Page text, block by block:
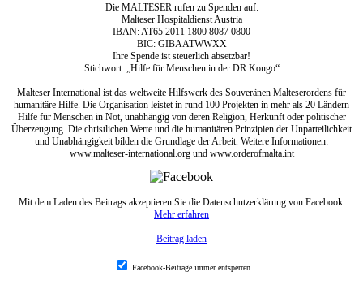
Die MALTESER rufen zu Spenden auf:
Malteser Hospitaldienst Austria
IBAN: AT65 2011 1800 8087 0800
BIC: GIBAATWWXX
Ihre Spende ist steuerlich absetzbar!
Stichwort: „Hilfe für Menschen in der DR Kongo“
Malteser International ist das weltweite Hilfswerk des Souveränen Malteserordens für
humanitäre Hilfe. Die Organisation leistet in rund 100 Projekten in mehr als 20 Ländern
Hilfe für Menschen in Not, unabhängig von deren Religion, Herkunft oder politischer
Überzeugung. Die christlichen Werte und die humanitären Prinzipien der Unparteilichkeit
und Unabhängigkeit bilden die Grundlage der Arbeit. Weitere Informationen:
www.malteser-international.org und www.orderofmalta.int
Mit dem Laden des Beitrags akzeptieren Sie die Datenschutzerklärung von Facebook.
Mehr erfahren
Beitrag laden
Facebook-Beiträge immer entsperren